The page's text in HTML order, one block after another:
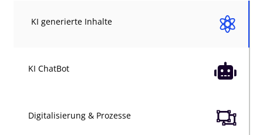

KI generierte Inhalte

KI ChatBot

Digitalisierung & Prozesse